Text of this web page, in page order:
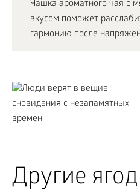
Чашка ароматного чая с
вкусом поможет
гармонию после
Другие